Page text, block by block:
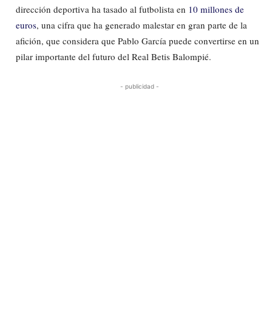
dirección deportiva ha tasado al futbolista en 10 millones de
euros, una cifra que ha generado malestar en gran parte de la
afición, que considera que Pablo García puede convertirse en un
pilar importante del futuro del Real Betis Balompié.
- publicidad -